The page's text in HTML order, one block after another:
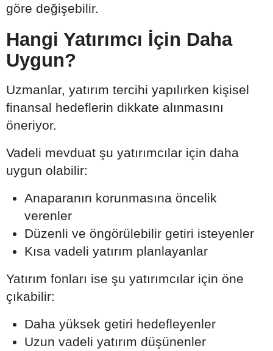
göre değişebilir.
Hangi Yatırımcı İçin Daha
Uygun?
Uzmanlar, yatırım tercihi yapılırken kişisel
finansal hedeflerin dikkate alınmasını
öneriyor.
Vadeli mevduat şu yatırımcılar için daha
uygun olabilir:
Anaparanın korunmasına öncelik
verenler
Düzenli ve öngörülebilir getiri isteyenler
Kısa vadeli yatırım planlayanlar
Yatırım fonları ise şu yatırımcılar için öne
çıkabilir:
Daha yüksek getiri hedefleyenler
Uzun vadeli yatırım düşünenler